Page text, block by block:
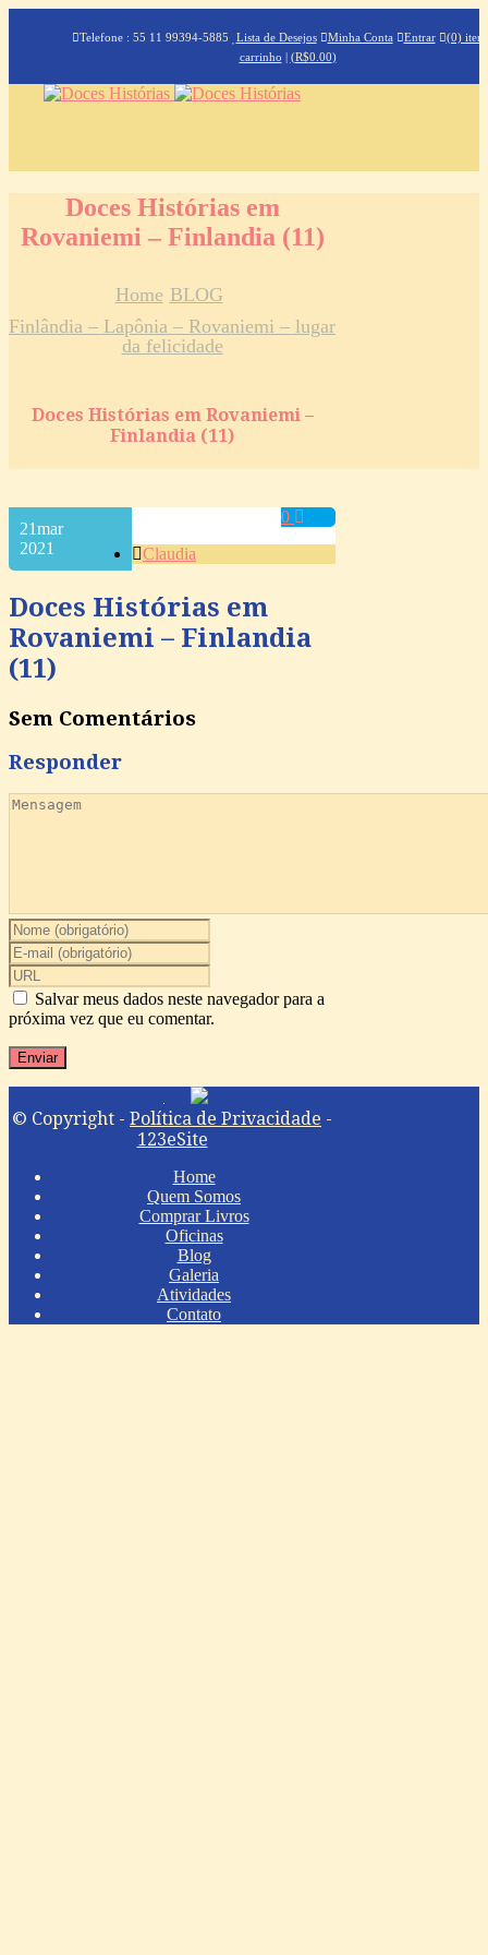
Telefone : 55 11 99394-5885 Lista de Desejos Minha Conta Entrar
(0)
carrinho | (R$0.00)
Doces Histórias em
Rovaniemi – Finlandia (11)
Home BLOG
Finlândia – Lapônia – Rovaniemi – lugar
da felicidade
Doces Histórias em Rovaniemi –
Finlandia (11)
21mar
2021
0
Doces Histórias em
Rovaniemi – Finlandia
(11)
Claudia
Sem Comentários
Responder
Salvar meus dados neste navegador para a
próxima vez que eu comentar.
© Copyright - Política de Privacidade -
123eSite
Home
Quem Somos
Comprar Livros
Oficinas
Blog
Galeria
Atividades
Contato